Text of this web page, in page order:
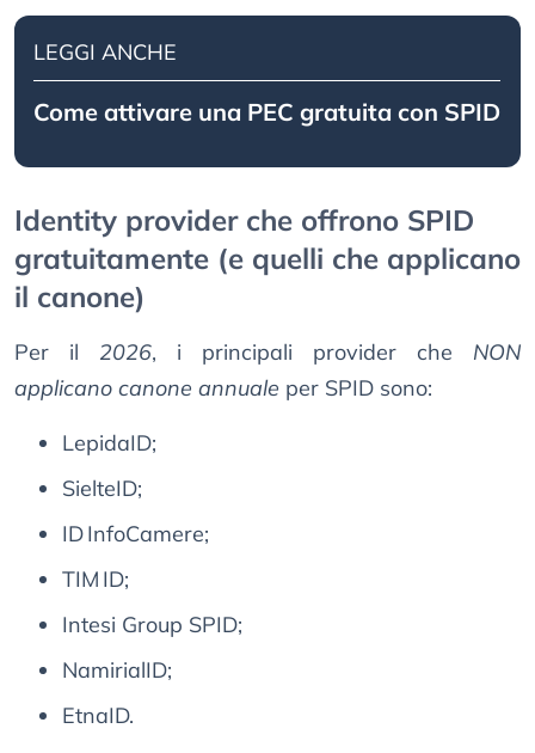
LEGGI ANCHE
Come attivare una PEC gratuita con SPID
Identity provider che offrono SPID
gratuitamente (e quelli che applicano
il canone)
Per il 2026, i principali provider che NON
applicano canone annuale per SPID sono:
LepidaID;
SielteID;
ID InfoCamere;
TIM ID;
Intesi Group SPID;
NamirialID;
EtnaID.